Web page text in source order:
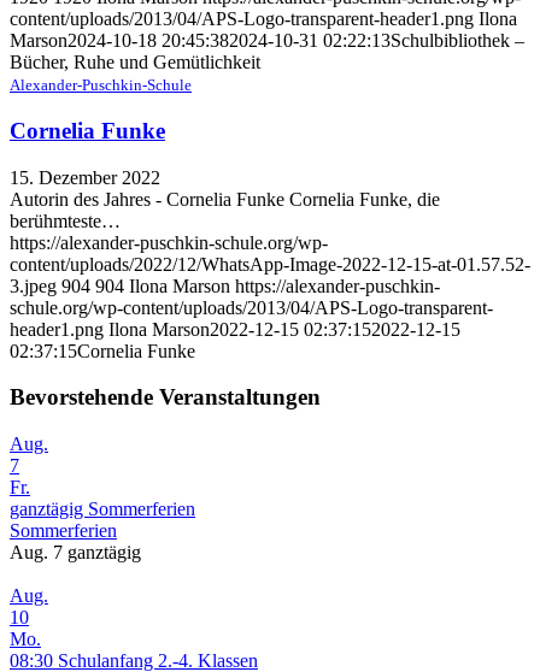
content/uploads/2013/04/APS-Logo-transparent-header1.png Ilona
Marson2024-10-18 20:45:382024-10-31 02:22:13Schulbibliothek –
Bücher, Ruhe und Gemütlichkeit
Alexander-Puschkin-Schule
Cornelia Funke
15. Dezember 2022
Autorin des Jahres - Cornelia Funke Cornelia Funke, die
berühmteste…
https://alexander-puschkin-schule.org/wp-
content/uploads/2022/12/WhatsApp-Image-2022-12-15-at-01.57.52-
3.jpeg 904 904 Ilona Marson https://alexander-puschkin-
schule.org/wp-content/uploads/2013/04/APS-Logo-transparent-
header1.png Ilona Marson2022-12-15 02:37:152022-12-15
02:37:15Cornelia Funke
Bevorstehende Veranstaltungen
Aug.
7
Fr.
ganztägig Sommerferien
Sommerferien
Aug. 7 ganztägig
Aug.
10
Mo.
08:30 Schulanfang 2.-4. Klassen